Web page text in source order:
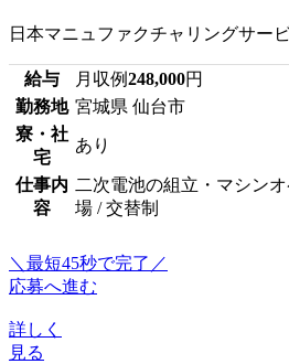
日本マニュファクチャリングサー
給与 月収例248,000円
勤務地 宮城県 仙台市
寮・社
宅
あり
仕事内
容
二次電池の組立・マシン
場 / 交替制
＼最短45秒で完了／
応募へ進む
詳しく
見る